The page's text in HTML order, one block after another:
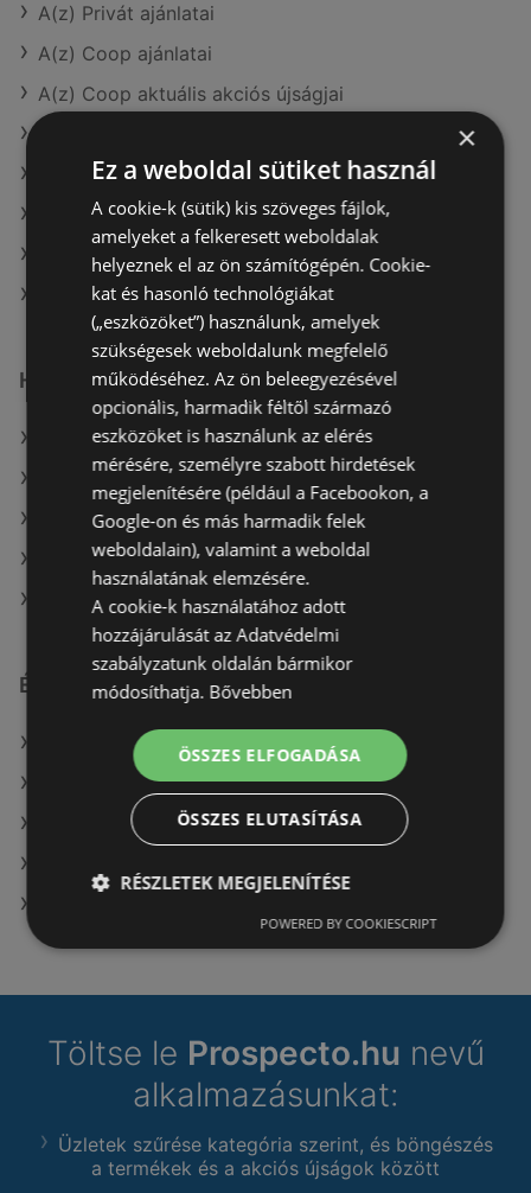
A(z) Privát ajánlatai
A(z) Coop ajánlatai
A(z) Coop aktuális akciós újságjai
A(z) Tesco aktuális akciós újságjai
A(z) COOP Szolnok Zrt. aktuális akciós újságjai
A(z) CBA aktuális akciós újságjai
A(z) Spar City üzletei itt: Sopron-Fertődi
Hasonló kiskereskedők
A(z) Penny-Market Kft. ajánlatai
A(z) CBA ajánlatai
A(z) Privát ajánlatai
A(z) Spar ajánlatai
A(z) Lidl ajánlatai
Érdeklődésre számot tartó elemek itt:
A(z) OTP Bank üzletei itt: Cegléd
A(z) Alma Gyógyszertárak üzletei itt: Hatvan
DIEGO itt: Szegedi
Töltse le Prospecto.hu nevű
alkalmazásunkat:
Üzletek szűrése kategória szerint, és böngészés
a termékek és a akciós újságok között
×
Ez a weboldal sütiket használ
A cookie-k (sütik) kis szöveges fájlok,
amelyeket a felkeresett weboldalak
helyeznek el az ön számítógépén. Cookie-
kat és hasonló technológiákat
(„eszközöket”) használunk, amelyek
szükségesek weboldalunk megfelelő
működéséhez. Az ön beleegyezésével
opcionális, harmadik féltől származó
eszközöket is használunk az elérés
mérésére, személyre szabott hirdetések
megjelenítésére (például a Facebookon, a
Google-on és más harmadik felek
weboldalain), valamint a weboldal
használatának elemzésére.
A cookie-k használatához adott
hozzájárulását az Adatvédelmi
szabályzatunk oldalán bármikor
módosíthatja. Bővebben
ÖSSZES ELFOGADÁSA
ÖSSZES ELUTASÍTÁSA
RÉSZLETEK MEGJELENÍTÉSE
POWERED BY COOKIESCRIPT